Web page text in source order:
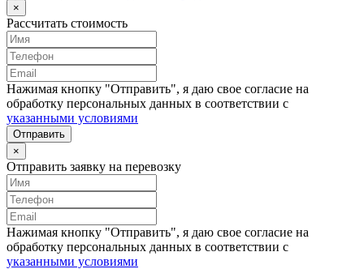
×
Рассчитать стоимость
Нажимая кнопку "Отправить", я даю свое согласие на
обработку персональных данных в соответствии с
указанными условиями
Отправить
×
Отправить заявку на перевозку
Нажимая кнопку "Отправить", я даю свое согласие на
обработку персональных данных в соответствии с
указанными условиями